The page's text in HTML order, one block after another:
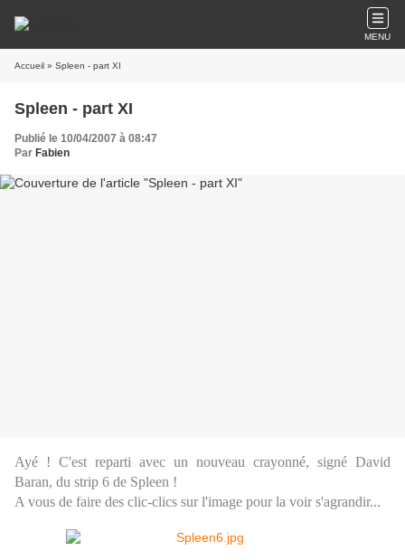
MENU
Accueil » Spleen - part XI
Spleen - part XI
Publié le 10/04/2007 à 08:47
Par Fabien
Ayé ! C'est reparti avec un nouveau crayonné, signé David
Baran, du strip 6 de Spleen !
A vous de faire des clic-clics sur l'image pour la voir s'agrandir...